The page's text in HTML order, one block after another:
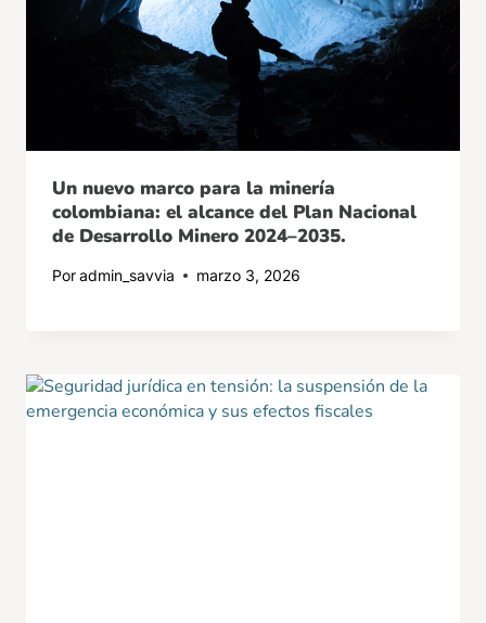
Un nuevo marco para la minería
colombiana: el alcance del Plan Nacional
de Desarrollo Minero 2024–2035.
Poradmin_savvia marzo 3, 2026